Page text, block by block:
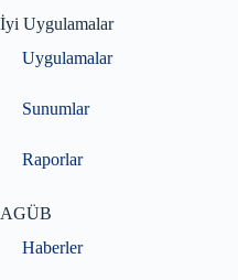
İyi Uygulamalar
Uygulamalar
Sunumlar
Raporlar
AGÜB
Haberler